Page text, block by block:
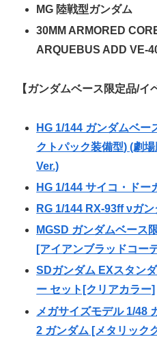
MG 陸戦型ガンダム
30MM ARMORED
ARQUEBUS ADD VE-
【ガンダムベース限定品/イ
HG 1/144 ガンダムベー
クトパック装備型) (劇
Ver.)
HG 1/144 サイコ・ドー
RG 1/144 RX-93ff νガ
MGSD ガンダムベース
[アイアンブラッドコー
SDガンダム EXスタン
ー セット[クリアカラー]
メガサイズモデル 1/48
2 ガンダム [メタリック